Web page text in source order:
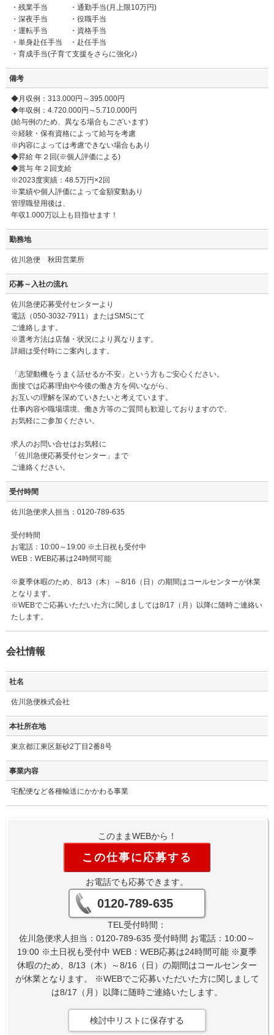
・残業手当 ・通勤手当(月上限10万円)
・深夜手当 ・役職手当
・運転手当 ・資格手当
・単身赴任手当 ・赴任手当
・育成手当(子育て支援をさらに強化♪)
備考
◆月収例：313.000円～395.000円
◆年収例：4.720.000円～5.710.000円
(給与例のため、異なる場合もございます)
※経験・保有資格によって給与を考慮
※内容によっては考慮できない場合もあり
◆昇給 年２回(※個人評価による)
◆賞与 年２回支給
※2023度実績：48.5万円×2回
※業績や個人評価によって金額変動あり
管理職登用後は、
年収1.000万以上も目指せます！
勤務地
佐川急便 秋田営業所
応募～入社の流れ
佐川急便応募受付センターより
電話（050-3032-7911）またはSMSにて
ご連絡します。
※選考方法は店舗・状況により異なります。
詳細は受付時にご案内します。
「志望動機をうまく話せるか不安」という方もご安心ください。
面接では応募理由や今後の働き方を伺いながら、
お互いの理解を深めていきたいと考えています。
仕事内容や職場環境、働き方等のご質問も歓迎しておりますので、
お気軽にご参加ください。
求人のお問い合せはお気軽に
「佐川急便応募受付センター」まで
ご連絡ください。
受付時間
佐川急便求人担当：0120-789-635
受付時間
お電話：10:00～19:00 ※土日祝も受付中
WEB：WEB応募は24時間可能
※夏季休暇のため、8/13（木）～8/16（日）の期間はコールセンターが休業
となります。
※WEBでご応募いただいた方に関しましては8/17（月）以降に随時ご連絡い
たします。
会社情報
社名
佐川急便株式会社
本社所在地
東京都江東区新砂2丁目2番8号
事業内容
宅配便など各種輸送にかかわる事業
このままWEBから！
この仕事に応募する
お電話でも応募できます。
0120-789-635
TEL受付時間：
佐川急便求人担当：0120-789-635 受付時間 お電話：10:00～
19:00 ※土日祝も受付中 WEB：WEB応募は24時間可能 ※夏季
休暇のため、8/13（木）～8/16（日）の期間はコールセンター
が休業となります。 ※WEBでご応募いただいた方に関しまして
は8/17（月）以降に随時ご連絡いたします。
検討中リストに保存する